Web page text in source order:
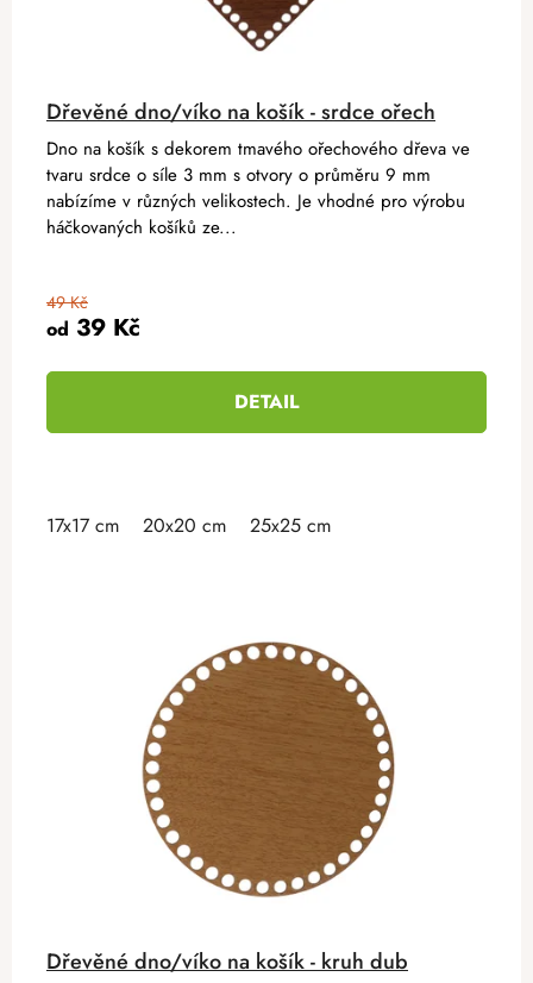
Dřevěné dno/víko na košík - srdce ořech
od 39 Kč
49 Kč
DETAIL
Dno na košík s dekorem tmavého ořechového dřeva ve
tvaru srdce o síle 3 mm s otvory o průměru 9 mm
nabízíme v různých velikostech. Je vhodné pro výrobu
háčkovaných košíků ze...
17x17 cm 20x20 cm 25x25 cm
Dřevěné dno/víko na košík - kruh dub